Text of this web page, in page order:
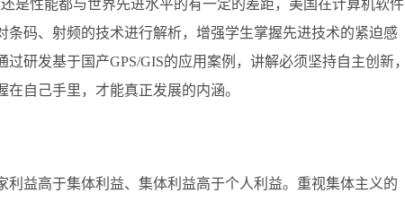
是性能都与世界先进水平的有一定的差距，美国在计算机软件
码、射频的技术进行解析，增强学生掌握先进技术的紧迫感
研发基于国产GPS/GIS的应用案例，讲解必须坚持自主创新，
自己手里，才能真正发展的内涵。
利益高于集体利益、集体利益高于个人利益。重视集体主义的